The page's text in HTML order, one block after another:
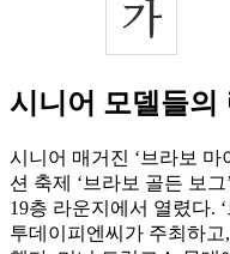
시니어 모델들의
시니어 매거진 ‘브라보 마
션 축제 ‘브라보 골든 보
19층 라운지에서 열렸다.
투데이피엔씨가 주최하